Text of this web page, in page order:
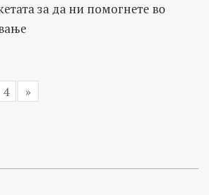
за да ни помогнете во
4 »